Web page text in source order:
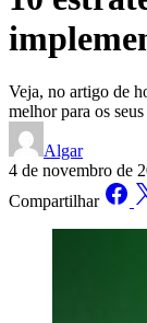
Veja, no artigo de
melhor para os
Algar
4 de novembro de
Compartilhar